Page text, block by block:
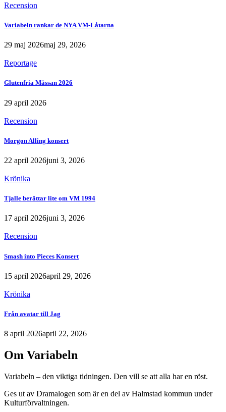
Recension
Variabeln rankar de NYA VM-Låtarna
29 maj 2026maj 29, 2026
Reportage
Glutenfria Mässan 2026
29 april 2026
Recension
Morgon Alling konsert
22 april 2026juni 3, 2026
Krönika
Tjalle berättar lite om VM 1994
17 april 2026juni 3, 2026
Recension
Smash into Pieces Konsert
15 april 2026april 29, 2026
Krönika
Från avatar till Jag
8 april 2026april 22, 2026
Om Variabeln
Variabeln – den viktiga tidningen. Den vill se att alla har en röst.
Ges ut av Dramalogen som är en del av Halmstad kommun under
Kulturförvaltningen.